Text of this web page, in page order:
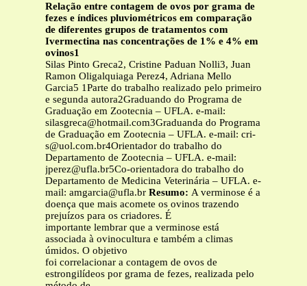
Relação entre contagem de ovos por grama de
fezes e índices pluviométricos em comparação
de diferentes grupos de tratamentos com
Ivermectina nas concentrações de 1% e 4% em
ovinos1
Silas Pinto Greca2, Cristine Paduan Nolli3, Juan
Ramon Oligalquiaga Perez4, Adriana Mello
Garcia5 1Parte do trabalho realizado pelo primeiro
e segunda autora2Graduando do Programa de
Graduação em Zootecnia – UFLA. e-mail:
silasgreca@hotmail.com3Graduanda do Programa
de Graduação em Zootecnia – UFLA. e-mail: cri-
s@uol.com.br4Orientador do trabalho do
Departamento de Zootecnia – UFLA. e-mail:
jperez@ufla.br5Co-orientadora do trabalho do
Departamento de Medicina Veterinária – UFLA. e-
mail: amgarcia@ufla.br Resumo: A verminose é a
doença que mais acomete os ovinos trazendo
prejuízos para os criadores. É
importante lembrar que a verminose está
associada à ovinocultura e também a climas
úmidos. O objetivo
foi correlacionar a contagem de ovos de
estrongilídeos por grama de fezes, realizada pelo